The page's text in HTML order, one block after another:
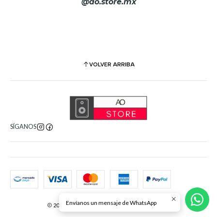
Envío/retorno de inserción posterior al ecualizador: un envío de
ecualizador y un retorno justo antes de la etapa de salida
Módulo de E/S digital opcional
VOLVER ARRIBA
SÍGANOS
2026 AO Store. Todos los derechos reservados
Envíanos un mensaje de WhatsApp